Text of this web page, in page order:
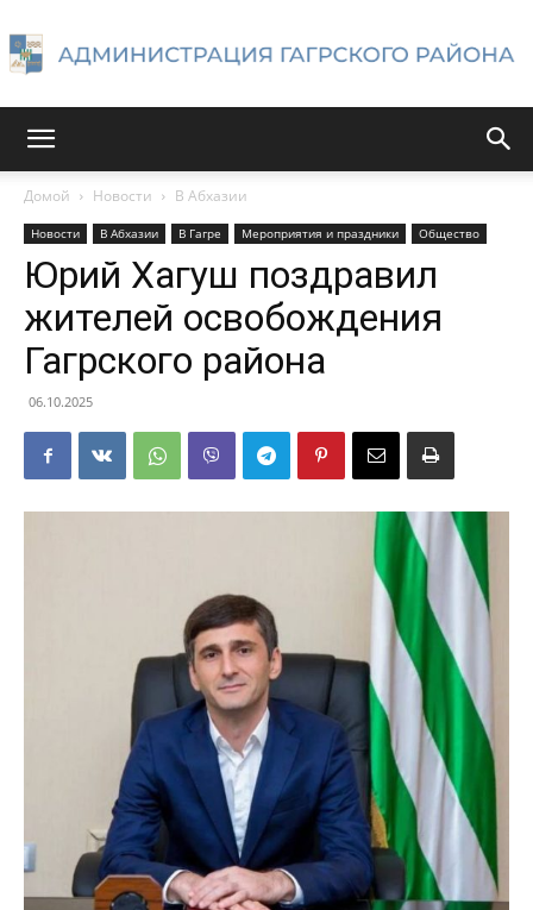
Гагрского
района
Домой Новости В Абхазии
Новости В Абхазии В Гагре Мероприятия и праздники Общество
Юрий Хагуш поздравил
жителей освобождения
Гагрского района
06.10.2025